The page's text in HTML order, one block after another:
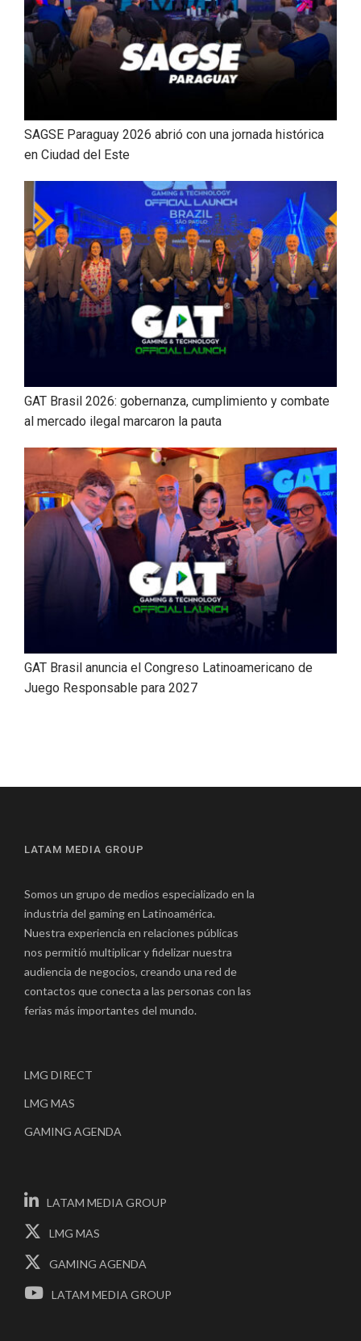
SAGSE Paraguay 2026 abrió con una jornada histórica
en Ciudad del Este
GAT Brasil 2026: gobernanza, cumplimiento y combate
al mercado ilegal marcaron la pauta
GAT Brasil anuncia el Congreso Latinoamericano de
Juego Responsable para 2027
LATAM MEDIA GROUP
Somos un grupo de medios especializado en la
industria del gaming en Latinoamérica.
Nuestra experiencia en relaciones públicas
nos permitió multiplicar y fidelizar nuestra
audiencia de negocios, creando una red de
contactos que conecta a las personas con las
ferias más importantes del mundo.
LMG DIRECT
LMG MAS
GAMING AGENDA
LATAM MEDIA GROUP
LMG MAS
GAMING AGENDA
LATAM MEDIA GROUP